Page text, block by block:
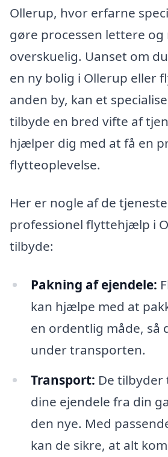
Ollerup, hvor erfarne
gøre processen lettere og
overskuelig. Uanset om
en ny bolig i Ollerup eller
anden by, kan et
tilbyde en bred vifte af
hjælper dig med at få en
flytteoplevelse.
Her er nogle af de
professionel flyttehjælp i
tilbyde:
Pakning af ejendele:
kan hjælpe med at
en ordentlig måde, så
under transporten.
Transport: De
dine ejendele fra din
den nye. Med
kan de sikre, at alt